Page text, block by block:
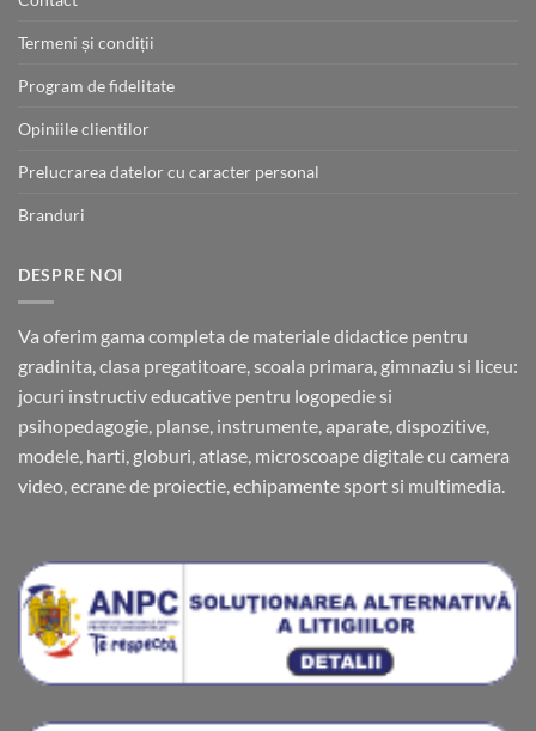
Termeni și condiții
Program de fidelitate
Opiniile clientilor
Prelucrarea datelor cu caracter personal
Branduri
DESPRE NOI
Va oferim gama completa de materiale didactice pentru
gradinita, clasa pregatitoare, scoala primara, gimnaziu si liceu:
jocuri instructiv educative pentru logopedie si
psihopedagogie, planse, instrumente, aparate, dispozitive,
modele, harti, globuri, atlase, microscoape digitale cu camera
video, ecrane de proiectie, echipamente sport si multimedia.